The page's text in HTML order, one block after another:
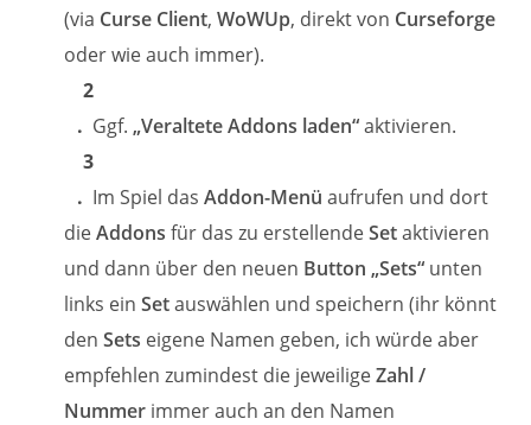
(via Curse Client,WoWUp, direkt von Curseforge
oder wie auch immer).
Ggf.„Veraltete Addons laden“aktivieren.
Im Spiel dasAddon-Menü aufrufen und dort
dieAddons für das zu erstellendeSetaktivieren
und dann über den neuen Button „Sets“ unten
links einSetauswählen und speichern (ihr könnt
denSets eigene Namen geben, ich würde aber
empfehlen zumindest die jeweiligeZahl /
Nummer immer auch an den Namen